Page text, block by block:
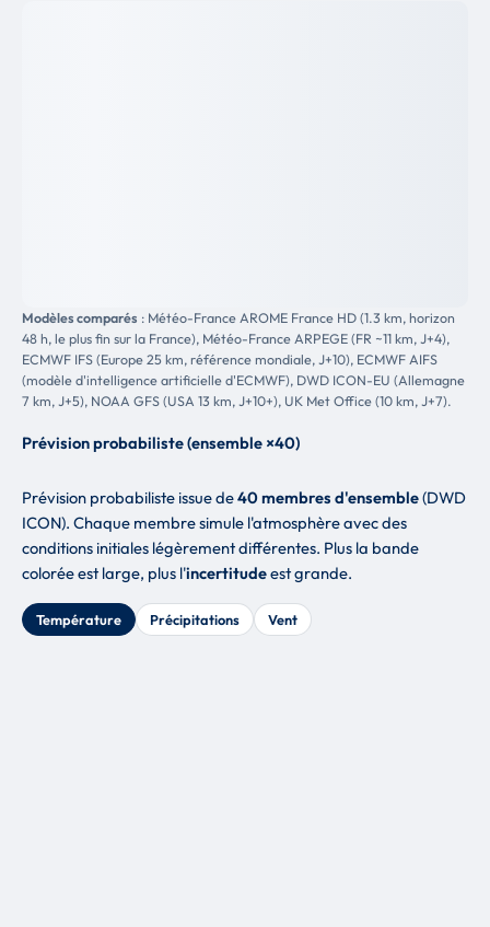
Modèles comparés : Météo-France AROME France HD (1.3 km, horizon
48 h, le plus fin sur la France), Météo-France ARPEGE (FR ~11 km, J+4),
ECMWF IFS (Europe 25 km, référence mondiale, J+10), ECMWF AIFS
(modèle d'intelligence artificielle d'ECMWF), DWD ICON-EU (Allemagne
7 km, J+5), NOAA GFS (USA 13 km, J+10+), UK Met Office (10 km, J+7).
Prévision probabiliste (ensemble ×40)
Prévision probabiliste issue de40 membres d'ensemble(DWD
ICON). Chaque membre simule l'atmosphère avec des
conditions initiales légèrement différentes. Plus la bande
colorée est large, plus l'incertitudeest grande.
Température Précipitations Vent